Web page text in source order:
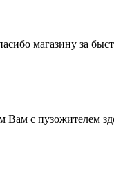
магазину за
с пузожителем